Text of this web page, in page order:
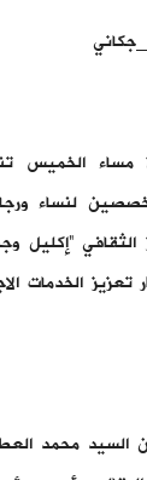
مساء الخميس
لنساء
الثقافي “إكليل
الخدمات
محمد